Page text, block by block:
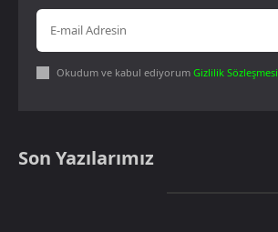
Okudum ve kabul ediyorum Gizlilik Sözleşmesi
Son Yazılarımız